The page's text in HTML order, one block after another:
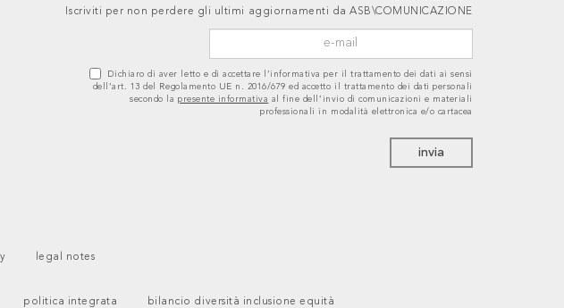
Iscriviti per non perdere gli ultimi aggiornamenti da ASB\COMUNICAZIONE
Dichiaro di aver letto e di accettare l’informativa per il trattamento dei dati ai sensi
dell’art. 13 del Regolamento UE n. 2016/679 ed accetto il trattamento dei dati personali
secondo lapresente informativa al fine dell’invio di comunicazioni e materiali
professionali in modalità elettronica e/o cartacea
invia
legal notes
politica integrata bilancio diversità inclusione equità